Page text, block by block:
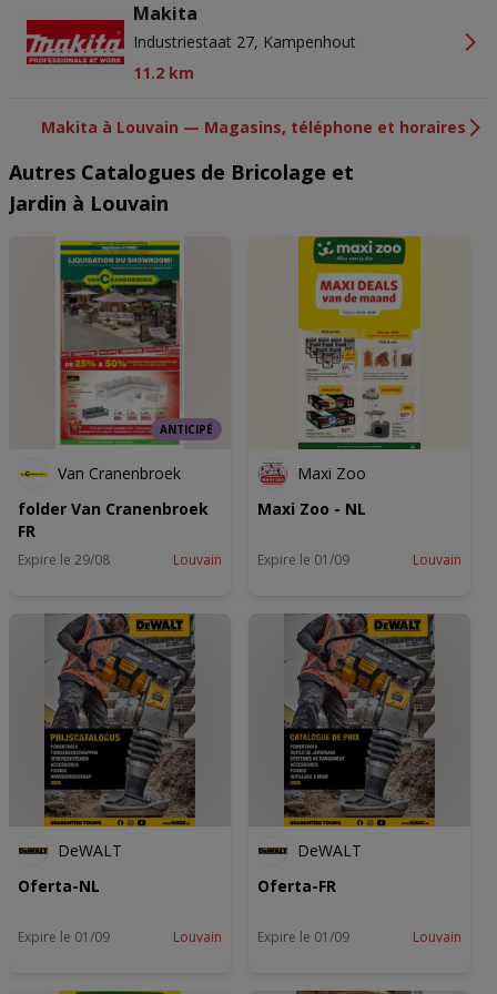
Makita
Industriestaat 27, Kampenhout
11.2 km
Makita à Louvain — Magasins, téléphone et horaires
Autres Catalogues de Bricolage et
Jardin à Louvain
ANTICIPÉ
Van Cranenbroek
folder Van Cranenbroek
FR
Expire le 29/08 Louvain
Maxi Zoo
Maxi Zoo - NL
Expire le 01/09 Louvain
DeWALT
Oferta-NL
Expire le 01/09 Louvain
DeWALT
Oferta-FR
Expire le 01/09 Louvain